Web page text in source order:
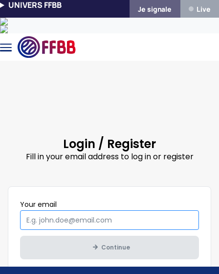
Skip to main content
UNIVERS FFBB Je signale Live
Login / Register
Fill in your email address to log in or register
Your email
Continue